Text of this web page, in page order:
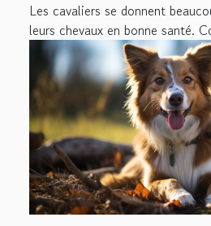
Les cavaliers se donnent
leurs chevaux en bonne santé.